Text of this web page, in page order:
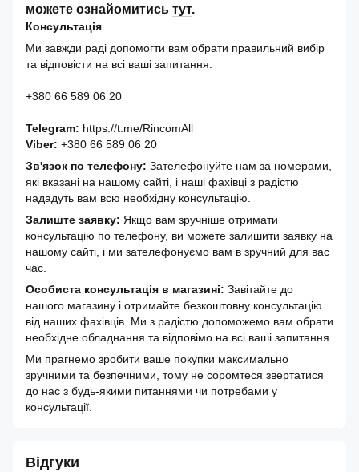
можете ознайомитись тут.
Консультація
Ми завжди раді допомогти вам обрати правильний вибір
та відповісти на всі ваші запитання.
+380 66 589 06 20
Telegram: https://t.me/RincomAll
Viber: +380 66 589 06 20
Зв'язок по телефону: Зателефонуйте нам за номерами,
які вказані на нашому сайті, і наші фахівці з радістю
нададуть вам всю необхідну консультацію.
Залиште заявку: Якщо вам зручніше отримати
консультацію по телефону, ви можете залишити заявку на
нашому сайті, і ми зателефонуємо вам в зручний для вас
час.
Особиста консультація в магазині: Завітайте до
нашого магазину і отримайте безкоштовну консультацію
від наших фахівців. Ми з радістю допоможемо вам обрати
необхідне обладнання та відповімо на всі ваші запитання.
Ми прагнемо зробити ваше покупки максимально
зручними та безпечними, тому не соромтеся звертатися
до нас з будь-якими питаннями чи потребами у
консультації.
Відгуки